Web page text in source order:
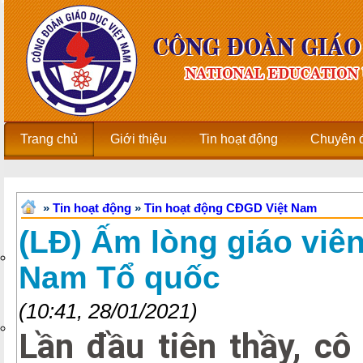
Trang chủ Giới thiệu Tin hoạt động Chuyên
» Tin hoạt động » Tin hoạt động CĐGD Việt Nam
(LĐ) Ấm lòng giáo
Nam Tổ quốc
(10:41, 28/01/2021)
Lần đầu tiên thầy,